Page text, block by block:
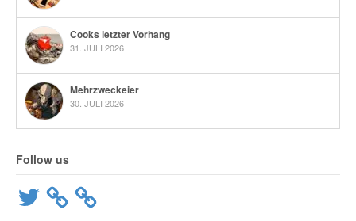
Cooks letzter Vorhang
31. JULI 2026
Mehrzweckeier
30. JULI 2026
Follow us
Twitter